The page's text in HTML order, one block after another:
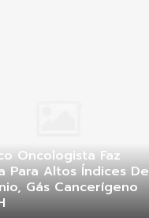
Oncologista Faz
Para Altos Índices De
Gás Cancerígeno